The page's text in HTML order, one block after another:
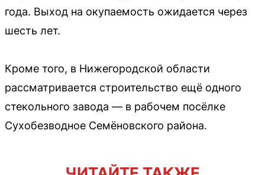
года. Выход на окупаемость ожидается через
шесть лет.
Кроме того, в Нижегородской области
рассматривается строительство ещё одного
стекольного завода — в рабочем посёлке
Сухобезводное Семёновского района.